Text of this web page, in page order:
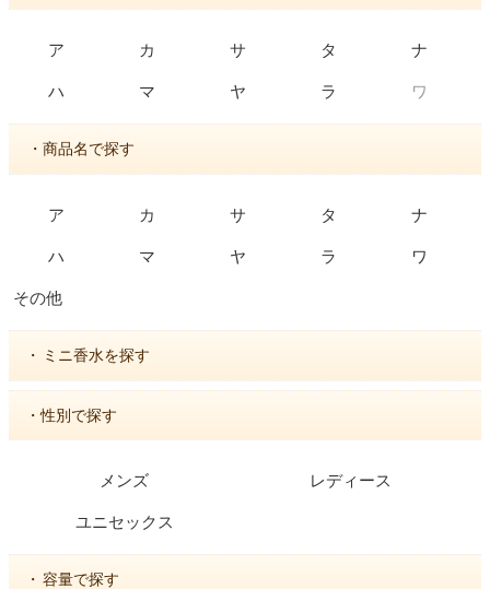
ア カ サ タ ナ
ハ マ ヤ ラ ワ
・商品名で探す
ア カ サ タ ナ
ハ マ ヤ ラ ワ
その他
・ ミニ香水を探す
・性別で探す
メンズ レディース
ユニセックス
・ 容量で探す